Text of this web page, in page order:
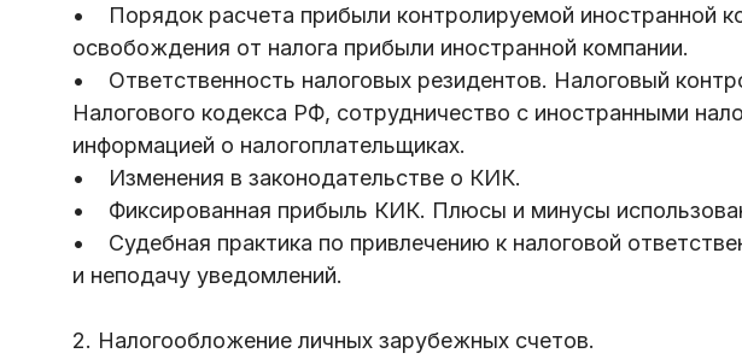
• Порядок расчета прибыли контролируемой иностранной
освобождения от налога прибыли иностранной компании.
• Ответственность налоговых резидентов. Налоговый
Налогового кодекса РФ, сотрудничество с иностранными
информацией о налогоплательщиках.
• Изменения в законодательстве о КИК.
• Фиксированная прибыль КИК. Плюсы и минусы
• Судебная практика по привлечению к налоговой
и неподачу уведомлений.
2. Налогообложение личных зарубежных счетов.